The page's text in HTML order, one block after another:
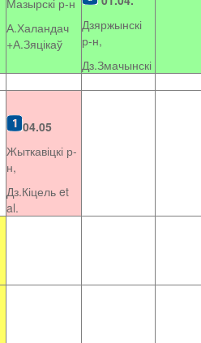
Мазырскі р-н
А.Халандач
+А.Зяцікаў
Дзяржынскі
р-н,
Дз.Змачынскі
04.05
Жыткавіцкі р-
н,
Дз.Кіцель et
al.